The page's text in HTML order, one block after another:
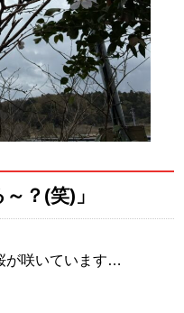
？(笑)」
が咲いています…